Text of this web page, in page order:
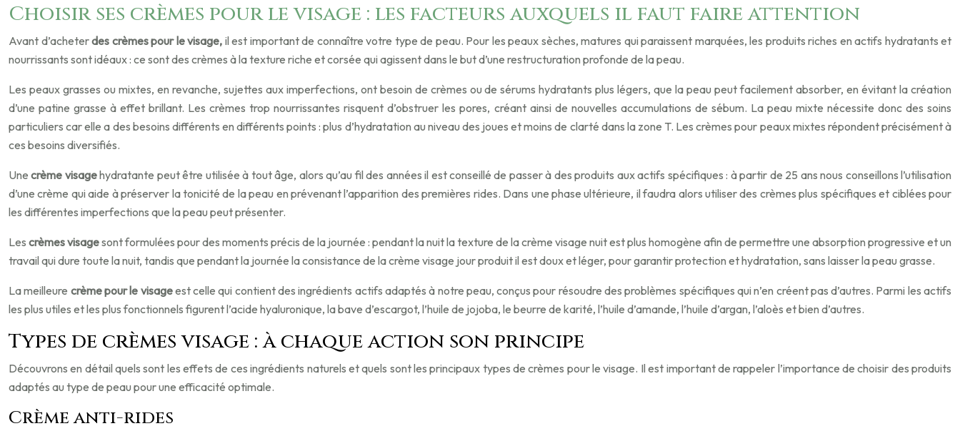
Choisir ses crèmes pour le visage : les facteurs auxquels il faut faire attention
Avant d’acheterdes crèmes pour le visage, il est important de connaître votre type de peau. Pour les peaux sèches, matures qui paraissent marquées, les produits riches en actifs hydratants et
nourrissants sont idéaux : ce sont des crèmes à la texture riche et corsée qui agissent dans le but d’une restructuration profonde de la peau.
Les peaux grasses ou mixtes, en revanche, sujettes aux imperfections, ont besoin de crèmes ou de sérums hydratants plus légers, que la peau peut facilement absorber, en évitant la création
d’une patine grasse à effet brillant. Les crèmes trop nourrissantes risquent d’obstruer les pores, créant ainsi de nouvelles accumulations de sébum. La peau mixte nécessite donc des soins
particuliers car elle a des besoins différents en différents points : plus d’hydratation au niveau des joues et moins de clarté dans la zone T. Les crèmes pour peaux mixtes répondent précisément à
ces besoins diversifiés.
Unecrème visagehydratante peut être utilisée à tout âge, alors qu’au fil des années il est conseillé de passer à des produits aux actifs spécifiques : à partir de 25 ans nous conseillons l’utilisation
d’une crème qui aide à préserver la tonicité de la peau en prévenant l’apparition des premières rides. Dans une phase ultérieure, il faudra alors utiliser des crèmes plus spécifiques et ciblées pour
les différentes imperfections que la peau peut présenter.
Les crèmes visagesont formulées pour des moments précis de la journée : pendant la nuit la texture de la crème visage nuit est plus homogène afin de permettre une absorption progressive et un
travail qui dure toute la nuit, tandis que pendant la journée la consistance de la crème visage jour produit il est doux et léger, pour garantir protection et hydratation, sans laisser la peau grasse.
La meilleure crème pour le visageest celle qui contient des ingrédients actifs adaptés à notre peau, conçus pour résoudre des problèmes spécifiques qui n’en créent pas d’autres. Parmi les actifs
les plus utiles et les plus fonctionnels figurent l’acide hyaluronique, la bave d’escargot, l’huile de jojoba, le beurre de karité, l’huile d’amande, l’huile d’argan, l’aloès et bien d’autres.
Types de crèmes visage : à chaque action son principe
Découvrons en détail quels sont les effets de ces ingrédients naturels et quels sont les principaux types de crèmes pour le visage. Il est important de rappeler l’importance de choisir des produits
adaptés au type de peau pour une efficacité optimale.
Crème anti-rides